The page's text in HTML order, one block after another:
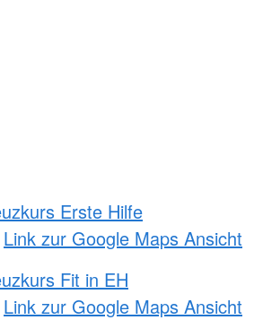
Erste Hilfe
Link zur Google Maps Ansicht
Fit in EH
Link zur Google Maps Ansicht